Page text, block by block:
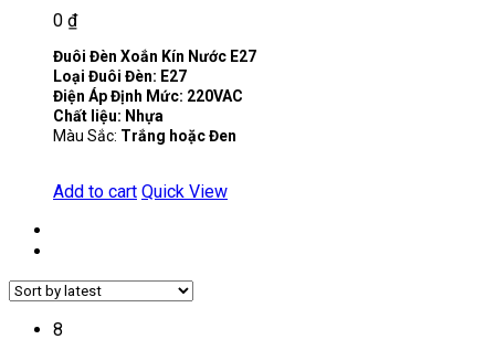
0 ₫
Đuôi Đèn Xoắn Kín Nước E27
Loại Đuôi Đèn: E27
Điện Áp Định Mức: 220VAC
Chất liệu: Nhựa
Màu Sắc: Trắng hoặc Đen
Add to cart Quick View
8